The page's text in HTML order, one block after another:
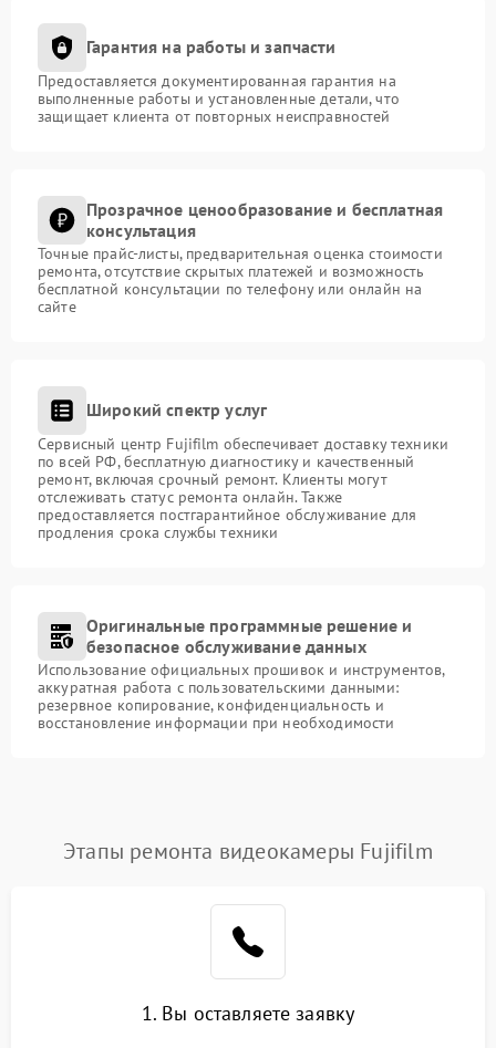
Гарантия на работы и запчасти
Предоставляется документированная гарантия на
выполненные работы и установленные детали, что
защищает клиента от повторных неисправностей
Прозрачное ценообразование и бесплатная
консультация
Точные прайс-листы, предварительная оценка стоимости
ремонта, отсутствие скрытых платежей и возможность
бесплатной консультации по телефону или онлайн на
сайте
Широкий спектр услуг
Сервисный центр Fujifilm обеспечивает доставку техники
по всей РФ, бесплатную диагностику и качественный
ремонт, включая срочный ремонт. Клиенты могут
отслеживать статус ремонта онлайн. Также
предоставляется постгарантийное обслуживание для
продления срока службы техники
Оригинальные программные решение и
безопасное обслуживание данных
Использование официальных прошивок и инструментов,
аккуратная работа с пользовательскими данными:
резервное копирование, конфиденциальность и
восстановление информации при необходимости
Этапы ремонта видеокамеры Fujifilm
1. Вы оставляете заявку